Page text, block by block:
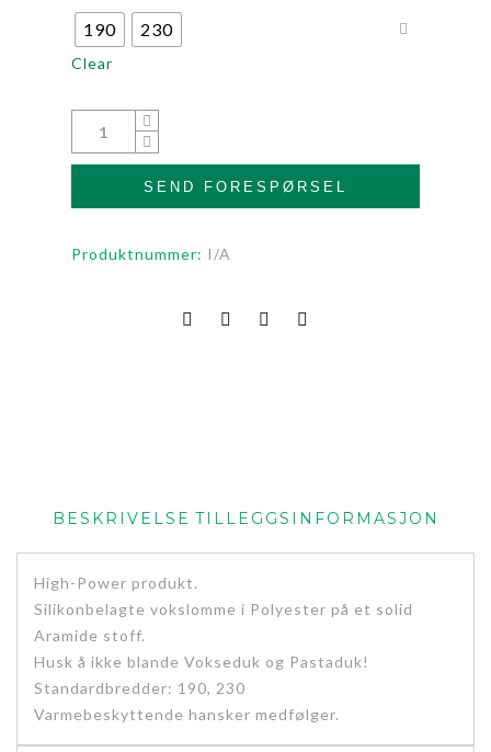
190 230
Clear
SEND FORESPØRSEL
Produktnummer: I/A
BESKRIVELSE TILLEGGSINFORMASJON
High-Power produkt.
Silikonbelagte vokslomme i Polyester på et solid
Aramide stoff.
Husk å ikke blande Vokseduk og Pastaduk!
Standardbredder: 190, 230
Varmebeskyttende hansker medfølger.